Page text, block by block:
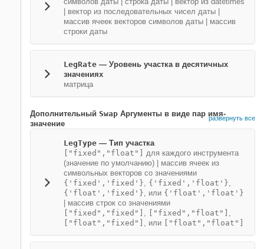
вектор из последовательных чисел даты
массив ячеек векторов символов даты
массив
строки даты
LegRate — Уровень участка в десятичных
значениях
матрица
Дополнительный Swap Аргументы в виде пар имя-
значение
развернуть все
LegType — Тип участка
["fixed","float"]
для каждого инструмента
(значение по умолчанию) | массив ячеек из
символьных векторов со значениями
{'fixed','fixed'}, {'fixed','float'},
{'float','fixed'}, или {'float','float'}
массив строк со значениями
["fixed","fixed"] , ["fixed","float"] ,
["float","fixed"] , или ["float","float"]